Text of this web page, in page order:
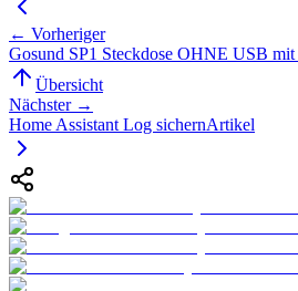
← Vorheriger
Gosund SP1 Steckdose OHNE USB
Übersicht
Nächster →
Home Assistant Log sichernArtikel